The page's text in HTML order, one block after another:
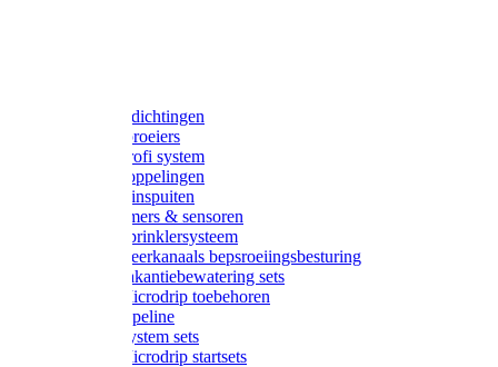
Gardena afdichtingen
Gardena sproeiers
Gardena Profi system
Gardena koppelingen
Gardena tuinspuiten
Gardena timers & sensoren
Gardena Sprinklersysteem
Gardena meerkanaals bepsroeiingsbesturing
Gardena vakantiebewatering sets
Gardena Microdrip toebehoren
Gardena Pipeline
Gardena System sets
Gardena Microdrip startsets